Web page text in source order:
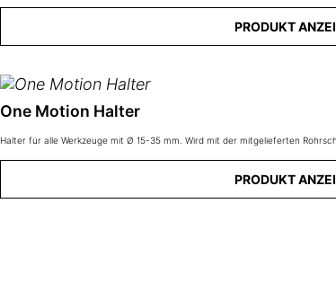
PRODUKT
One Motion Halter
Halter für alle Werkzeuge mit Ø 15-35 mm. Wird mit der mitgelieferten
PRODUKT